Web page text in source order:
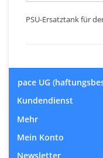
PSU-Ersatztank für
pace UG
Kundendienst
Mehr
Mein Konto
Newsletter